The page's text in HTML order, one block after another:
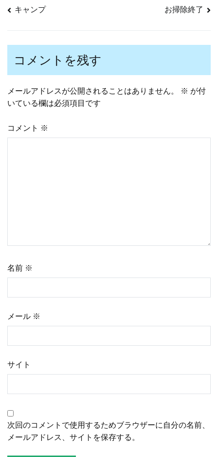
投
稿
ナ
ビ
ゲ
ン
キャンプ お掃除終了
コメントを残す
メールアドレスが公開されることはありません。 ※ が付
いている欄は必須項目です
コメント ※
名前 ※
メール ※
サイト
次回のコメントで使用するためブラウザーに自分の名前、
メールアドレス、サイトを保存する。